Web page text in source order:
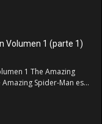
Volumen 1 (parte 1)
1 The Amazing
Spider-Man es...